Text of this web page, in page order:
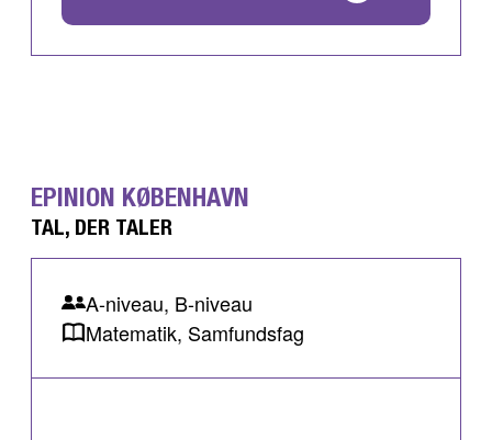
EPINION KØBENHAVN
TAL, DER TALER
A-niveau, B-niveau
Matematik, Samfundsfag